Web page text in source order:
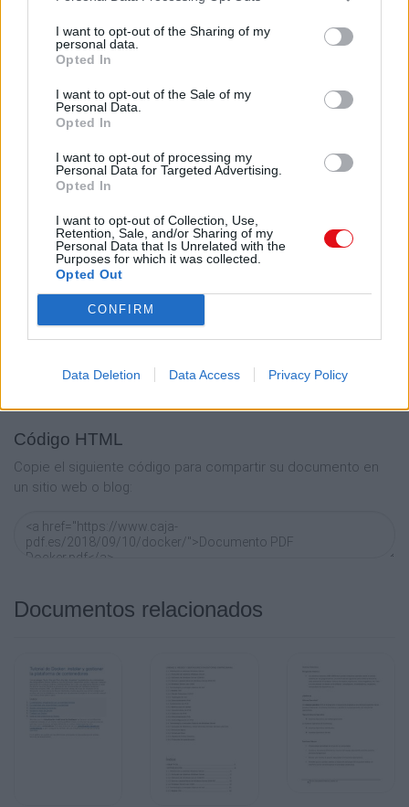
I want to opt-out of the Sharing of my
personal data.
Opted In
I want to opt-out of the Sale of my
Personal Data.
Opted In
I want to opt-out of processing my
Personal Data for Targeted Advertising.
Opted In
I want to opt-out of Collection, Use,
Retention, Sale, and/or Sharing of my
Personal Data that Is Unrelated with the
Purposes for which it was collected.
Opted Out
CONFIRM
Data Deletion Data Access Privacy Policy
Comparte el documento
Enlace a esta página
Enlace permanente
Utilice el enlace permanente a la página de descarga del
documento para compartir su documento en Facebook,
LinkedIn.. O directamente en contacto con el correo
Código HTML
Copie el siguiente código para compartir su documento en
un sitio web o blog:
Documentos relacionados